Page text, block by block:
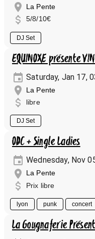
La Pente
5/8/10€
DJ Set
EQUINOXE présente
Saturday, Jan 17,
La Pente
libre
DJ Set
ODC + Single Ladies
Wednesday, Nov
La Pente
Prix libre
lyon punk concert
La Gougnaferie